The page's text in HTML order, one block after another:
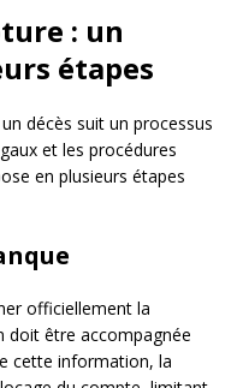
: un
étapes
décès suit un processus
et les procédures
en plusieurs étapes
officiellement la
doit être accompagnée
cette information, la